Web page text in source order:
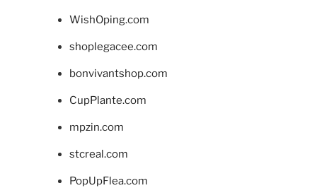
WishOping.com
shoplegacee.com
bonvivantshop.com
CupPlante.com
mpzin.com
stcreal.com
PopUpFlea.com